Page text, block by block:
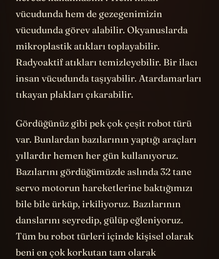
vücudunda hem de gezegenimizin
vücudunda görev alabilir. Okyanuslarda
mikroplastik atıkları toplayabilir.
Radyoaktif atıkları temizleyebilir. Bir ilacı
insan vücudunda taşıyabilir. Atardamarları
tıkayan plakları çıkarabilir.
Gördüğünüz gibi pek çok çeşit robot türü
var. Bunlardan bazılarının yaptığı araçları
yıllardır hemen her gün kullanıyoruz.
Bazılarını gördüğümüzde aslında 32 tane
servo motorun hareketlerine baktığımızı
bile bile ürküp, irkiliyoruz. Bazılarının
danslarını seyredip, gülüp eğleniyoruz.
Tüm bu robot türleri içinde kişisel olarak
beni en çok korkutan tam olarak